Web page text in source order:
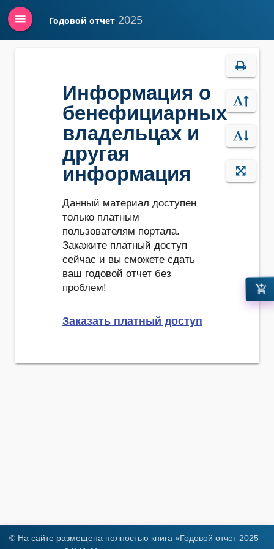
Войти Годовой отчет 2025
menu
Информация о
бенефициарных
владельцах и
другая
информация
Данный материал доступен
только платным
пользователям портала.
Закажите платный доступ
сейчас и вы сможете сдать
ваш годовой отчет без
проблем!
Заказать платный доступ
add_shopping_cart
© На сайте размещена полностью книга «Годовой отчет 2025